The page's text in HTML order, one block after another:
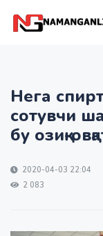
Нега
сотувчи
бу озиқ-
2020-04-03 22:04
2 083